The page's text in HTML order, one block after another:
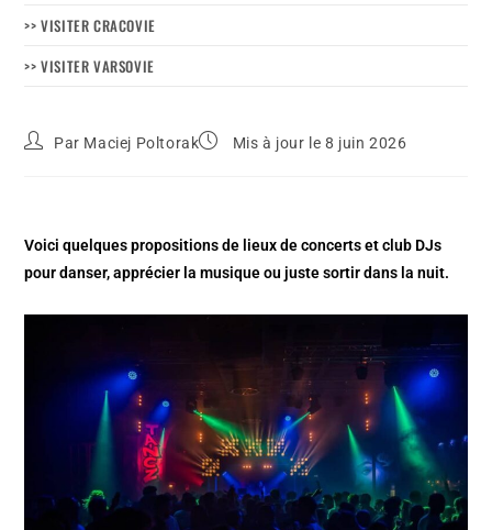
>> VISITER CRACOVIE
>> VISITER VARSOVIE
Par Maciej Poltorak Mis à jour le 8 juin 2026
Voici quelques propositions de lieux de concerts et club DJs
pour danser, apprécier la musique ou juste sortir dans la nuit.